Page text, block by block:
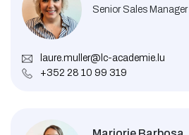
Senior Sales Manager
laure.muller@lc-academie.lu
+352 28 10 99 319